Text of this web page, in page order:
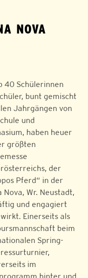
NOVA
40 Schülerinnen
bunt gemischt
Jahrgängen von
und
haben heuer
größten
der
Pferd“ in der
Nova, Wr. Neustadt,
und engagiert
Einerseits als
beim
Spring-
im